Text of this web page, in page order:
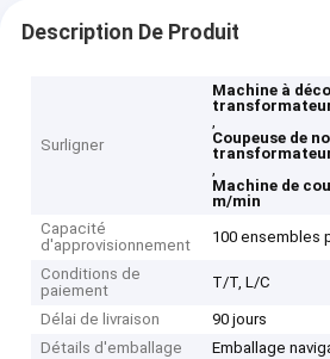
Description De Produit
Surligner
Machine à
,
Coupeuse de
,
Machine de
m/min
Capacité
d'approvisionnement
100 ensembles
Conditions de
paiement
T/T, L/C
Délai de livraison
90 jours
Détails d'emballage
Emballage